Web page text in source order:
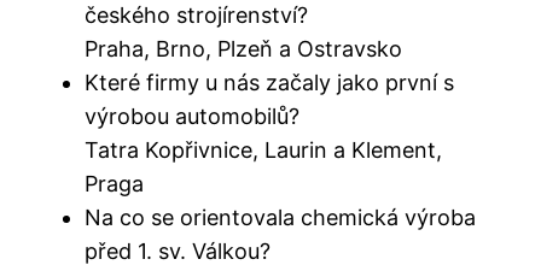
českého strojírenství?
Praha, Brno, Plzeň a Ostravsko
Které firmy u nás začaly jako první s
výrobou automobilů?
Tatra Kopřivnice, Laurin a Klement,
Praga
Na co se orientovala chemická výroba
před 1. sv. Válkou?